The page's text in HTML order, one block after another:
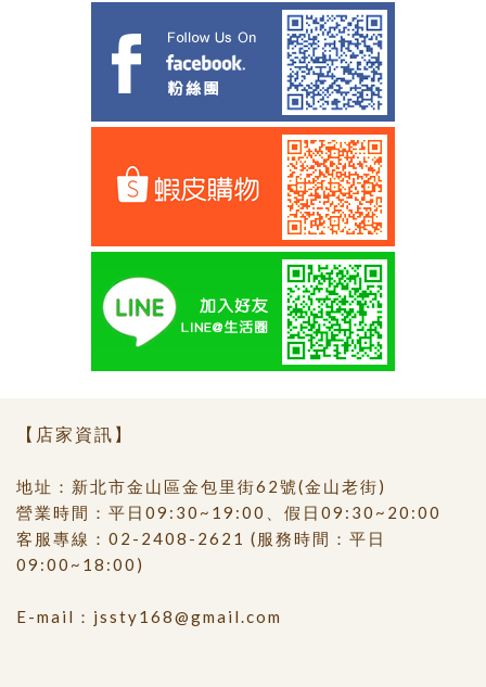
【店家資訊】
地址：新北市金山區金包里街62號(金山老街)
營業時間：平日09:30~19:00、假日09:30~20:00
客服專線： 02-2408-2621 (服務時間：平日
09:00~18:00)
E-mail： jssty168@gmail.com